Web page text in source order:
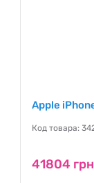
Apple
Код товара:
41804 грн